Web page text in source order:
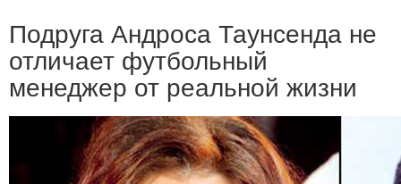
Подруга Андроса Таунсенда не
отличает футбольный
менеджер от реальной жизни